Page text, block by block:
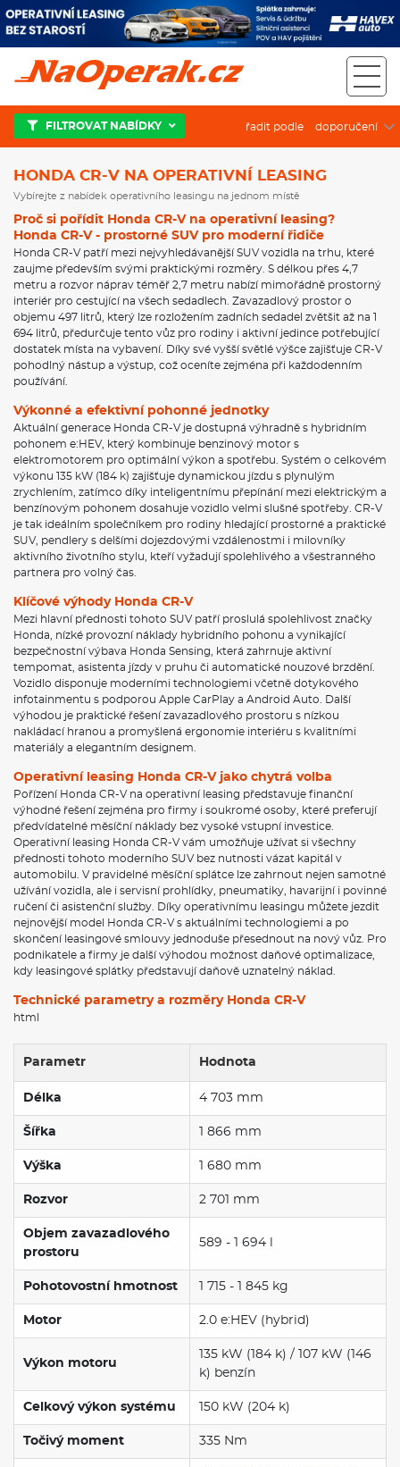
Honda CR-V na operativní leasing
FILTROVAT NABÍDKY řadit podle
HONDA CR-V NA OPERATIVNÍ LEASING
Vybírejte z nabídek operativního leasingu na jednom místě
Proč si pořídit Honda CR-V na operativní leasing?
Honda CR-V - prostorné SUV pro moderní řidiče
Honda CR-V patří mezi nejvyhledávanější SUV vozidla na trhu, které
zaujme především svými praktickými rozměry. S délkou přes 4,7
metru a rozvor náprav téměř 2,7 metru nabízí mimořádně prostorný
interiér pro cestující na všech sedadlech. Zavazadlový prostor o
objemu 497 litrů, který lze rozložením zadních sedadel zvětšit až na 1
694 litrů, předurčuje tento vůz pro rodiny i aktivní jedince potřebující
dostatek místa na vybavení. Díky své vyšší světlé výšce zajišťuje CR-V
pohodlný nástup a výstup, což oceníte zejména při každodenním
používání.
Výkonné a efektivní pohonné jednotky
Aktuální generace Honda CR-V je dostupná výhradně s hybridním
pohonem e:HEV, který kombinuje benzinový motor s
elektromotorem pro optimální výkon a spotřebu. Systém o celkovém
výkonu 135 kW (184 k) zajišťuje dynamickou jízdu s plynulým
zrychlením, zatímco díky inteligentnímu přepínání mezi elektrickým a
benzínovým pohonem dosahuje vozidlo velmi slušné spotřeby. CR-V
je tak ideálním společníkem pro rodiny hledající prostorné a praktické
SUV, pendlery s delšími dojezdovými vzdálenostmi i milovníky
aktivního životního stylu, kteří vyžadují spolehlivého a všestranného
partnera pro volný čas.
Klíčové výhody Honda CR-V
Mezi hlavní přednosti tohoto SUV patří proslulá spolehlivost značky
Honda, nízké provozní náklady hybridního pohonu a vynikající
bezpečnostní výbava Honda Sensing, která zahrnuje aktivní
tempomat, asistenta jízdy v pruhu či automatické nouzové brzdění.
Vozidlo disponuje moderními technologiemi včetně dotykového
infotainmentu s podporou Apple CarPlay a Android Auto. Další
výhodou je praktické řešení zavazadlového prostoru s nízkou
nakládací hranou a promyšlená ergonomie interiéru s kvalitními
materiály a elegantním designem.
Operativní leasing Honda CR-V jako chytrá volba
Pořízení Honda CR-V na operativní leasing představuje finanční
výhodné řešení zejména pro firmy i soukromé osoby, které preferují
předvídatelné měsíční náklady bez vysoké vstupní investice.
Operativní leasing Honda CR-V vám umožňuje užívat si všechny
přednosti tohoto moderního SUV bez nutnosti vázat kapitál v
automobilu. V pravidelné měsíční splátce lze zahrnout nejen samotné
užívání vozidla, ale i servisní prohlídky, pneumatiky, havarijní i povinné
ručení či asistenční služby. Díky operativnímu leasingu můžete jezdit
nejnovější model Honda CR-V s aktuálními technologiemi a po
skončení leasingové smlouvy jednoduše přesednout na nový vůz. Pro
podnikatele a firmy je další výhodou možnost daňové optimalizace,
kdy leasingové splátky představují daňově uznatelný náklad.
Technické parametry a rozměry Honda CR-V
html
Parametr Hodnota
Délka 4 703 mm
Šířka 1 866 mm
Výška 1 680 mm
Rozvor 2 701 mm
Objem zavazadlového
prostoru
589 - 1 694 l
Pohotovostní hmotnost 1 715 - 1 845 kg
Motor 2.0 e:HEV (hybrid)
Výkon motoru
135 kW (184 k) / 107 kW (146
k) benzín
Celkový výkon systému 150 kW (204 k)
Točivý moment 335 Nm